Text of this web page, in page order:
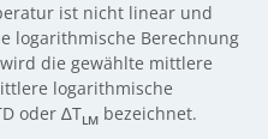
ist nicht linear und
logarithmische Berechnung
die gewählte mittlere
logarithmische
oder ∆TLM bezeichnet.